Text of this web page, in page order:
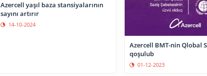
Azercell yaşıl baza stansiyalarının
sayını artırır
14-10-2024
Azercell BMT-nin Qlobal
qoşulub
01-12-2023